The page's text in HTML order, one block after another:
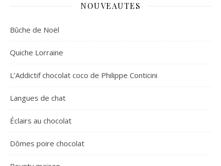
NOUVEAUTES
Bûche de Noël
Quiche Lorraine
L’Addictif chocolat coco de Philippe Conticini
Langues de chat
Éclairs au chocolat
Dômes poire chocolat